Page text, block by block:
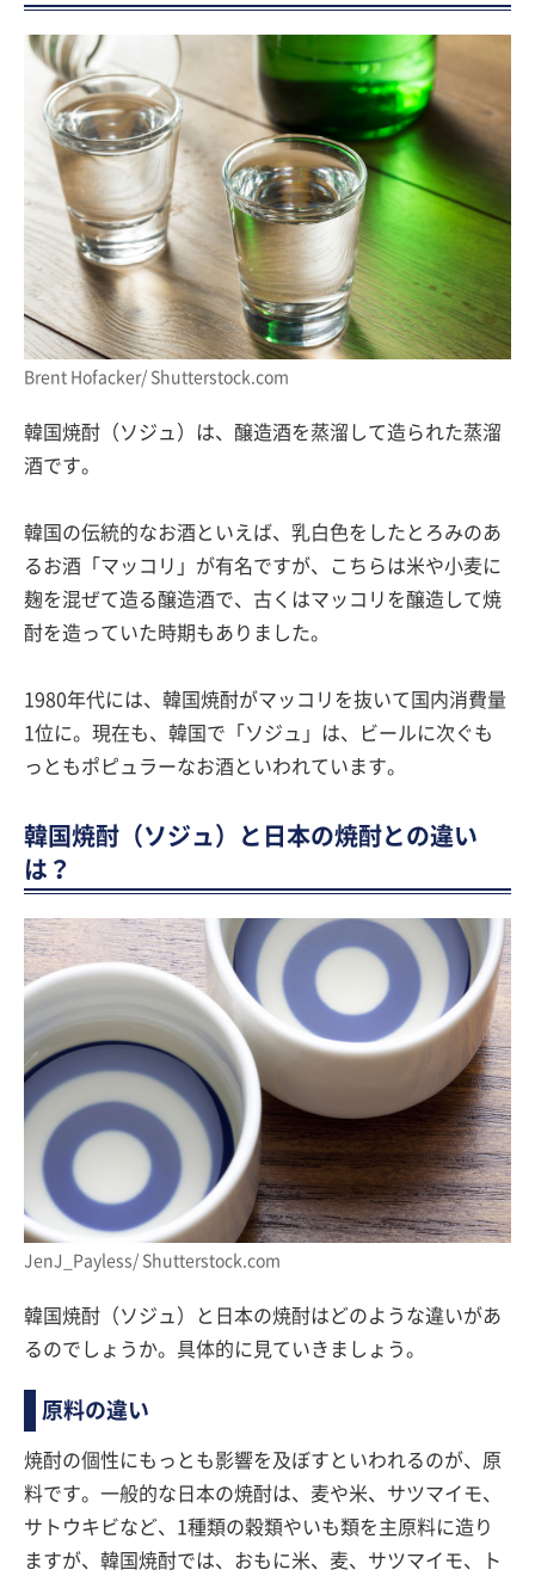
Brent Hofacker/ Shutterstock.com
韓国焼酎（ソジュ）は、醸造酒を蒸溜して造られた蒸溜
酒です。
韓国の伝統的なお酒といえば、乳白色をしたとろみのあ
るお酒「マッコリ」が有名ですが、こちらは米や小麦に
麹を混ぜて造る醸造酒で、古くはマッコリを醸造して焼
酎を造っていた時期もありました。
1980年代には、韓国焼酎がマッコリを抜いて国内消費量
1位に。現在も、韓国で「ソジュ」は、ビールに次ぐも
っともポピュラーなお酒といわれています。
韓国焼酎（ソジュ）と日本の焼酎との違い
は？
JenJ_Payless/ Shutterstock.com
韓国焼酎（ソジュ）と日本の焼酎はどのような違いがあ
るのでしょうか。具体的に見ていきましょう。
原料の違い
焼酎の個性にもっとも影響を及ぼすといわれるのが、原
料です。一般的な日本の焼酎は、麦や米、サツマイモ、
サトウキビなど、1種類の穀類やいも類を主原料に造り
ますが、韓国焼酎では、おもに米、麦、サツマイモ、ト